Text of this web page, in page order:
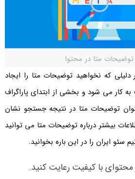
توضیحات متا در محتوا
که نخواهید توضیحات متا را ایجاد
کار می شود و بخشی از ابتدای پاراگراف
توضیحات متا در نتیجه جستجو نشان
بیشتر درباره توضیحات متا می توانید
ایران را در این باره بخوانید.
محتوای با کیفیت رعایت کنید.